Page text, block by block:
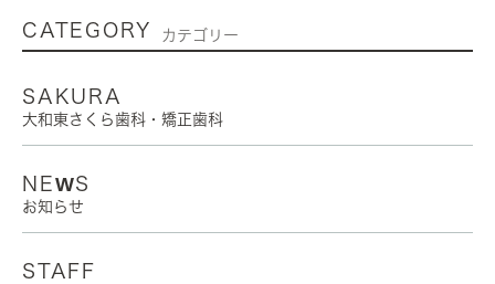
CATEGORY カテゴリー
SAKURA
大和東さくら歯科・矯正歯科
NEWS
お知らせ
STAFF